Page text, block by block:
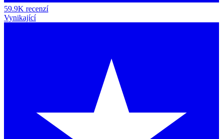
59.9K recenzí
Vynikající